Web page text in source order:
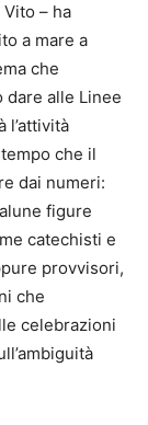
– ha
a mare a
che
dare alle Linee
l’attività
che il
dai numeri:
figure
catechisti e
provvisori,
che
celebrazioni